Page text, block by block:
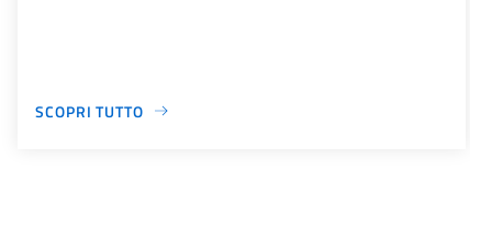
SCOPRI TUTTO